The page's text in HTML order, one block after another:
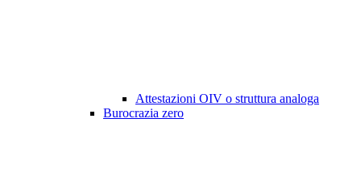
Attestazioni OIV o struttura analoga
Burocrazia zero